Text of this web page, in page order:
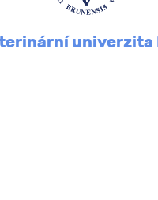
univerzita